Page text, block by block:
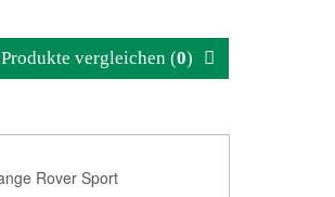
Produkte vergleichen (0)